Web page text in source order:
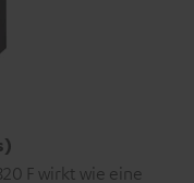
F wirkt wie eine